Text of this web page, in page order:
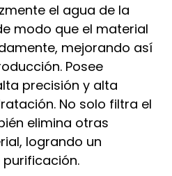
el agua de la
modo que el material
mejorando así
Posee
precisión y alta
No solo filtra el
elimina otras
logrando un